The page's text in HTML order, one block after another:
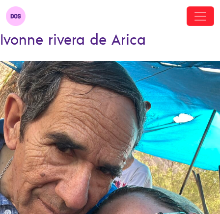
Ivonne rivera de Arica